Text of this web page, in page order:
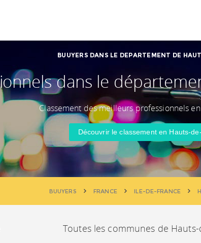
BUUYERS DANS LE DEPARTEMENT DE
dans le
Classement des meilleurs professionnels
Découvrir le classement en Hauts-
BUUYERS FRANCE ILE-DE-FRANCE
Toutes les communes de Hauts-